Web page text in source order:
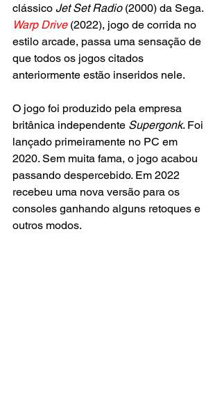
clássico Jet Set Radio (2000) da Sega.
Warp Drive (2022), jogo de corrida no
estilo arcade, passa uma sensação de
que todos os jogos citados
anteriormente estão inseridos nele.
O jogo foi produzido pela empresa
britânica independente Supergonk. Foi
lançado primeiramente no PC em
2020. Sem muita fama, o jogo acabou
passando despercebido. Em 2022
recebeu uma nova versão para os
consoles ganhando alguns retoques e
outros modos.